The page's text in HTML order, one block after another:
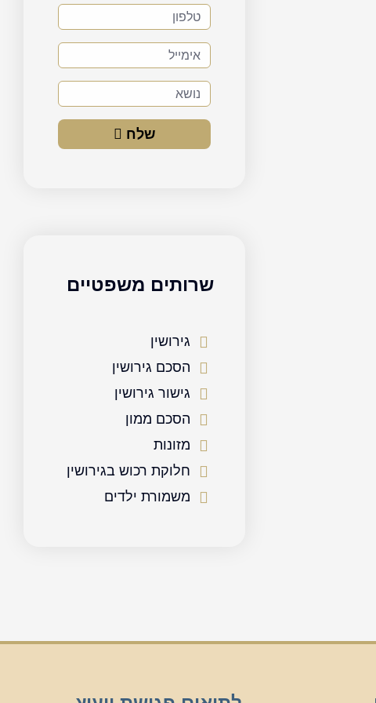
טלפון
אימייל
נושא
שלח
שרותים משפטיים
גירושין
הסכם גירושין
גישור גירושין
הסכם ממון
מזונות
חלוקת רכוש בגירושין
משמורת ילדים